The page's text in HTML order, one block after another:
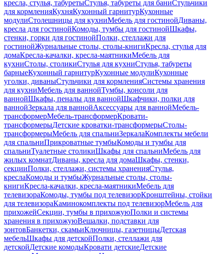
кресла, стулья, табуретыСтулья, табуреты для баниСтульчики
для кормленияКухняКухонный гарнитурКухонные
модулиСтолешницы для кухниМебель для гостинойДиваны,
кресла для гостинойКомоды, тумбы для гостинойШкафы,
стенки, горки для гостинойПолки, стеллажи для
гостинойЖурнальные столы, столы-книгиКресла, стулья для
домаКресла-качалки, кресла-маятникиМебель для
кухниСтолы, столикиСтулья для кухниСтулья, табуреты
барныеКухонный гарнитурКухонные модулиКухонные
уголки, диваныСтульчики для кормленияСистемы хранения
для кухниМебель для ваннойТумбы, консоли для
ваннойШкафы, пеналы для ваннойШкафчики, полки для
ваннойЗеркала для ваннойАксессуары для ваннойМебель-
трансформерМебель-трансформерКровати-
трансформерыДетские кроватки-трансформерыСтолы-
трансформерыМебель для спальниЗеркалаКомплекты мебели
для спальниПрикроватные тумбыКомоды и тумбы для
спальниТуалетные столикиШкафы для спальниМебель для
жилых комнатДиваны, кресла для домаШкафы, стенки,
секцииПолки, стеллажи, системы храненияСтулья,
креслаКомоды и тумбыЖурнальные столы, столы-
книгиКресла-качалки, кресла-маятникиМебель для
телевизораКомоды, тумбы под телевизорКронштейны, стойки
для телевизораКаминокомплекты под телевизорМебель для
прихожейСекции, тумбы в прихожуюПолки и системы
хранения в прихожуюВешалки, подставки для
зонтовБанкетки, скамьиКлючницы, газетницыДетская
мебельШкафы для детскойПолки, стеллажи для
детскойДетские комодыКровати детскиеДетские